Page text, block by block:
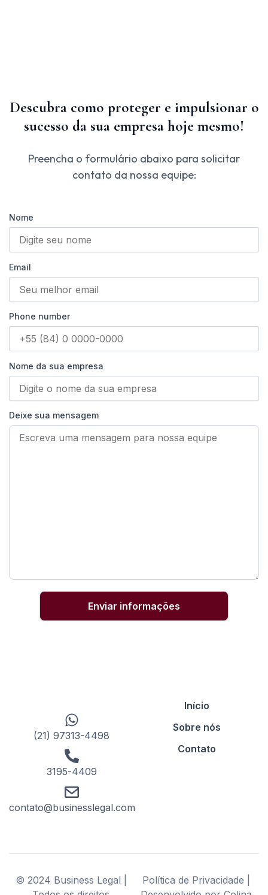
Descubra como proteger e impulsionar o
sucesso da sua empresa hoje mesmo!
Preencha o formulário abaixo para solicitar
contato da nossa equipe:
Nome
Email
Phone number
Nome da sua empresa
Deixe sua mensagem
(21) 97313-4498
3195-4409
contato@businesslegal.com
Início
Sobre nós
Contato
© 2024 Business Legal |
Política de Privacidade |